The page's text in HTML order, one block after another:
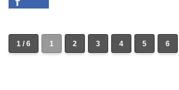
1 / 6 1 2 3 4 5 6